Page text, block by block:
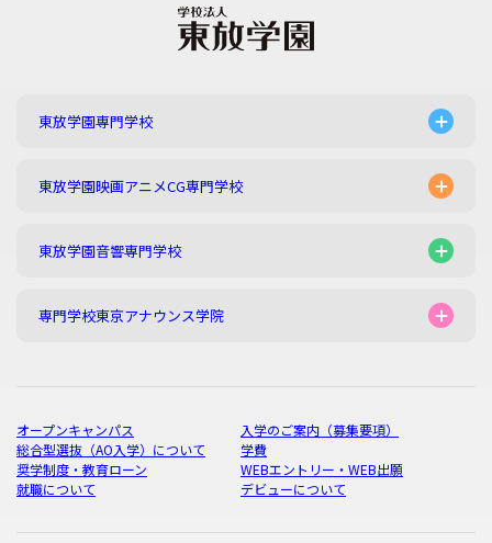
東放学園専門学校
東放学園映画アニメCG専門学校
東放学園音響専門学校
専門学校東京アナウンス学院
オープンキャンパス
入学のご案内（募集要項）
総合型選抜（AO入学）について
学費
奨学制度・教育ローン
WEBエントリー・WEB出願
就職について
デビューについて